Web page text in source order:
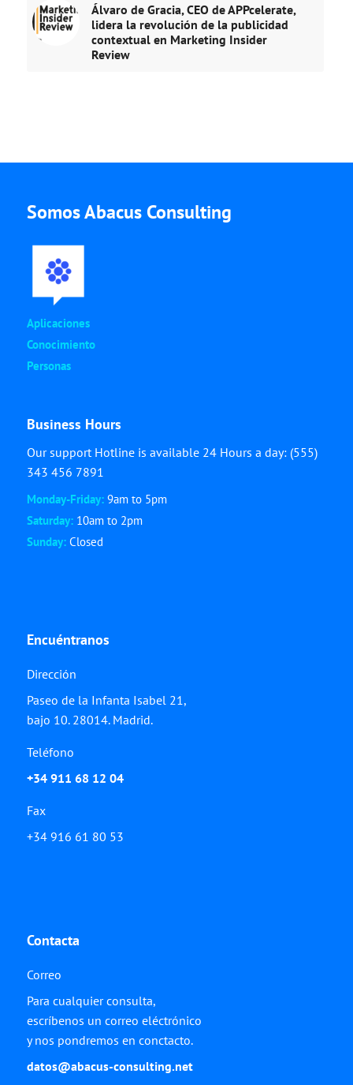
Álvaro de Gracia, CEO de APPcelerate,
lidera la revolución de la publicidad
contextual en Marketing Insider
Review
Somos Abacus Consulting
Aplicaciones
Conocimiento
Personas
Business Hours
Our support Hotline is available 24 Hours a day: (555)
343 456 7891
Monday-Friday: 9am to 5pm
Saturday: 10am to 2pm
Sunday: Closed
Encuéntranos
Dirección
Paseo de la Infanta Isabel 21,
bajo 10. 28014. Madrid.
Teléfono
+34 911 68 12 04
Fax
+34 916 61 80 53
Contacta
Correo
Para cualquier consulta,
escríbenos un correo eléctrónico
y nos pondremos en conctacto.
datos@abacus-consulting.net